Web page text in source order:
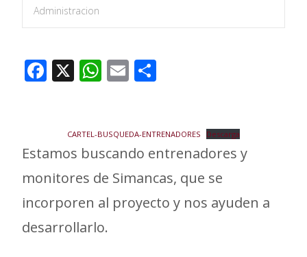
Administracion
F
o
o
k
X W
s
A
p
p
E
l p
ar
ti
r
CARTEL-BUSQUEDA-ENTRENADORES Descarga
Estamos buscando entrenadores y
monitores de Simancas, que se
incorporen al proyecto y nos ayuden a
desarrollarlo.